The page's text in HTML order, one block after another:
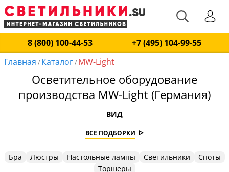
8 (800) 100-44-53
+7 (495) 104-99-55
Главная / Каталог/ MW-Light
Осветительное оборудование
производства MW-Light (Германия)
ВИД
ВСЕ ПОДБОРКИ
Бра Люстры Настольные лампы Светильники
Споты
Торшеры